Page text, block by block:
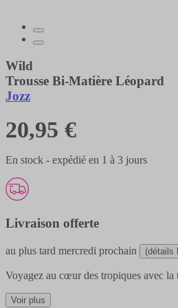
Wild
Trousse Bi-Matière Léopard
Jozz
20,95 €
En stock - expédié en 1 à 3 jours
Livraison offerte
au plus tard mercredi prochain (détails
Voyagez au cœur des tropiques avec la
Voir plus